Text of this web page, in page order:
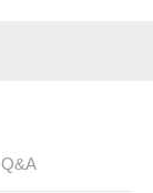
Q&A